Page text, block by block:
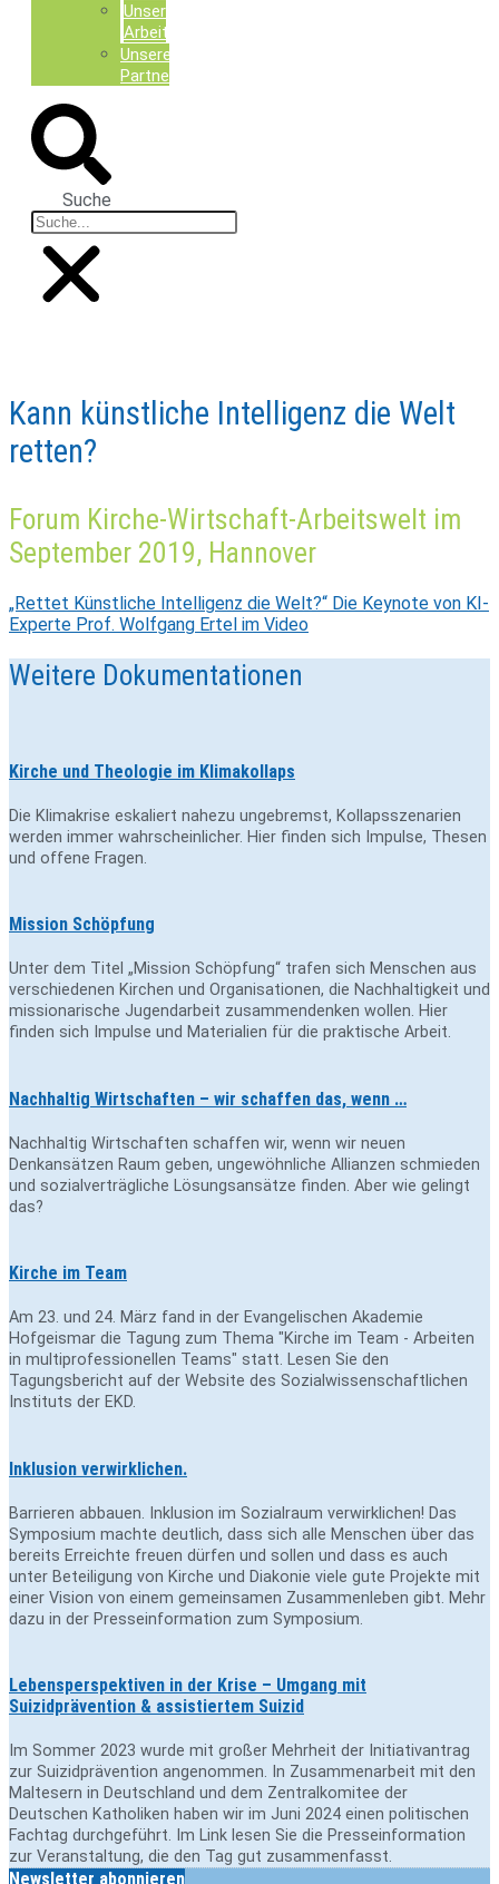
Unsere
Arbeit
Unsere
Partner
Suche
Kann künstliche Intelligenz die Welt
retten?
Forum Kirche-Wirtschaft-Arbeitswelt im
September 2019, Hannover
„Rettet Künst­liche Intel­li­genz die Welt?“ Die Key­note von KI-
Experte Prof. Wolf­gang Ertel im Video
Weitere Dokumentationen
Kirche und Theologie im Klimakollaps
Die Klimakrise eskaliert nahezu ungebremst, Kollapsszenarien
werden immer wahrscheinlicher. Hier finden sich Impulse, Thesen
und offene Fragen.
Mission Schöpfung
Unter dem Titel „Mission Schöpfung“ trafen sich Menschen aus
verschiedenen Kirchen und Organisationen, die Nachhaltigkeit und
missionarische Jugendarbeit zusammendenken wollen. Hier
finden sich Impulse und Materialien für die praktische Arbeit.
Nachhaltig Wirtschaften – wir schaffen das, wenn …
Nachhaltig Wirtschaften schaffen wir, wenn wir neuen
Denkansätzen Raum geben, ungewöhnliche Allianzen schmieden
und sozialverträgliche Lösungsansätze finden. Aber wie gelingt
das?
Kirche im Team
Am 23. und 24. März fand in der Evangelischen Akademie
Hofgeismar die Tagung zum Thema "Kirche im Team - Arbeiten
in multiprofessionellen Teams" statt. Lesen Sie den
Tagungsbericht auf der Website des Sozialwissenschaftlichen
Instituts der EKD.
Inklusion verwirklichen.
Barrieren abbauen. Inklusion im Sozialraum verwirklichen! Das
Symposium machte deutlich, dass sich alle Menschen über das
bereits Erreichte freuen dürfen und sollen und dass es auch
unter Beteiligung von Kirche und Diakonie viele gute Projekte mit
einer Vision von einem gemeinsamen Zusammenleben gibt. Mehr
dazu in der Presseinformation zum Symposium.
Lebensperspektiven in der Krise – Umgang mit
Suizidprävention & assistiertem Suizid
Im Sommer 2023 wurde mit großer Mehrheit der Initiativantrag
zur Suizidprävention angenommen. In Zusammenarbeit mit den
Maltesern in Deutschland und dem Zentralkomitee der
Deutschen Katholiken haben wir im Juni 2024 einen politischen
Fachtag durchgeführt. Im Link lesen Sie die Presseinformation
zur Veranstaltung, die den Tag gut zusammenfasst.
Newsletter abonnieren